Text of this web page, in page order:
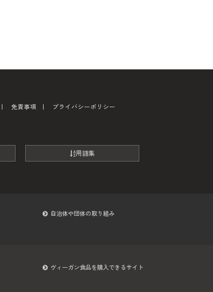
免責事項 プライバシーポリシー
用語集
自治体や団体の取り組み
ヴィーガン食品を購入できるサイト